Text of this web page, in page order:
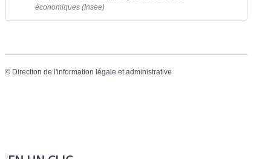
économiques (Insee)
© Direction de l'information légale et administrative